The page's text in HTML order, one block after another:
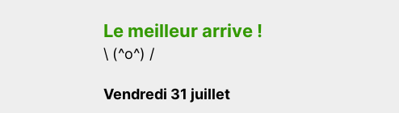
Le meilleur arrive !
\ (^o^) /
Vendredi 31 juillet